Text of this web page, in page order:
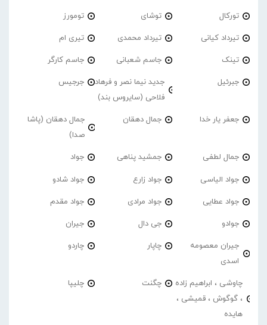
تورکال توشای تومورز
تیرداد کیانی تیرداد محمدی تیری ام
تینک جاسم شعبانی جاسم کارگر
جبرئیل
جدید نیما نصر و فرهاد
فلاحی (سایروس بند)
جرجیس
جعفر یار خدا جمال دهقان
جمال دهقان (پاشا
صدا)
جمال لطفی جمشید پناهی جواد
جواد الیاسی جواد زارع جواد شادو
جواد عطایی جواد مرادی جواد مقدم
جوادو جی دال جیران
جیران معصومه
اسدی
چاپار چاردو
چاوشی ، ابراهیم زاده
، گوگوش ، قمیشی ،
هایده
چگنت چلیپا